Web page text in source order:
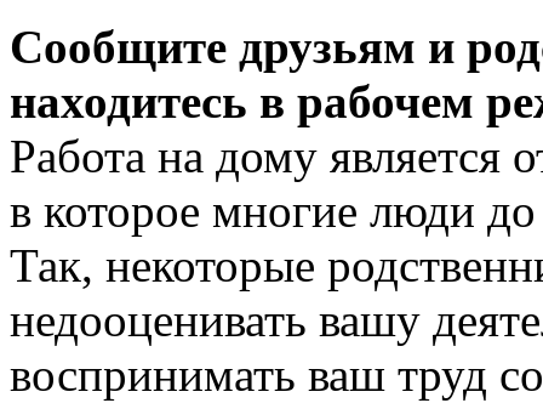
Сообщите друзьям и
находитесь в рабочем
Работа на дому является
в которое многие люди
Так, некоторые
недооценивать вашу
воспринимать ваш труд